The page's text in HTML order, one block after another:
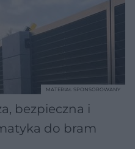
bezpieczna i
do bram
MATERIAŁ SPONSOROWANY